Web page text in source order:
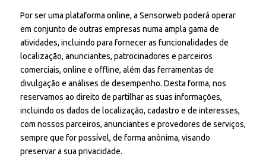
Por ser uma plataforma online, a Sensorweb poderá operar
em conjunto de outras empresas numa ampla gama de
atividades, incluindo para fornecer as funcionalidades de
localização, anunciantes, patrocinadores e parceiros
comerciais, online e offline, além das ferramentas de
divulgação e análises de desempenho. Desta forma, nos
reservamos ao direito de partilhar as suas informações,
incluindo os dados de localização, cadastro e de interesses,
com nossos parceiros, anunciantes e provedores de serviços,
sempre que for possível, de forma anônima, visando
preservar a sua privacidade.